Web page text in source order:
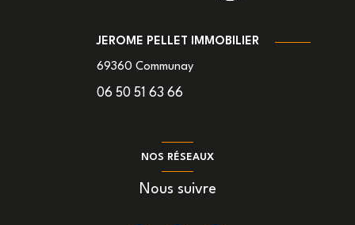
JEROME PELLET IMMOBILIER
69360 Communay
06 50 51 63 66
NOS RÉSEAUX
Nous suivre